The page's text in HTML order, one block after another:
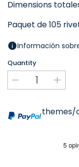
Dimensions
Paquet de 105
Información
Quantity